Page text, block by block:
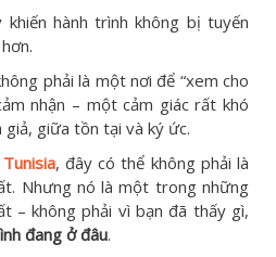
khiến hành trình không bị tuyến
phải là một nơi để “xem cho
nhận – một cảm giác rất khó
giữa tồn tại và ký ức.
, đây có thể không phải là
Nhưng nó là một trong những
– không phải vì bạn đã thấy gì,
đang ở đâu.